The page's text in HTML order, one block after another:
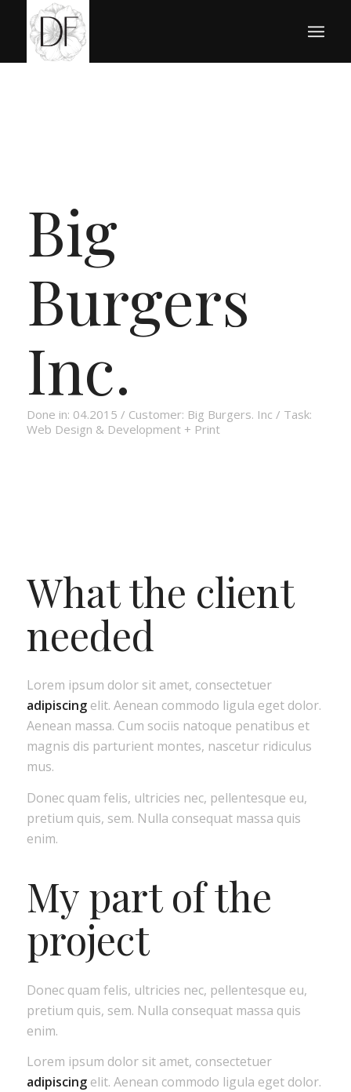
Big
Burgers
Inc.
Done in: 04.2015 / Customer: Big Burgers. Inc / Task:
Web Design & Development + Print
What the client
needed
Lorem ipsum dolor sit amet, consectetuer
adipiscingelit. Aenean commodo ligula eget dolor.
Aenean massa. Cum sociis natoque penatibus et
magnis dis parturient montes, nascetur ridiculus
mus.
Donec quam felis, ultricies nec, pellentesque eu,
pretium quis, sem. Nulla consequat massa quis
enim.
My part of the
project
Donec quam felis, ultricies nec, pellentesque eu,
pretium quis, sem. Nulla consequat massa quis
enim.
Lorem ipsum dolor sit amet, consectetuer
adipiscingelit. Aenean commodo ligula eget dolor.